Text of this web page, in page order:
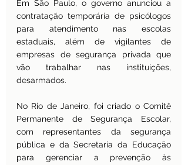
Em São Paulo, o governo anunciou a
contratação temporária de psicólogos
para atendimento nas escolas
estaduais, além de vigilantes de
empresas de segurança privada que
vão trabalhar nas instituições,
desarmados.
No Rio de Janeiro, foi criado o Comitê
Permanente de Segurança Escolar,
com representantes da segurança
pública e da Secretaria da Educação
para gerenciar a prevenção às